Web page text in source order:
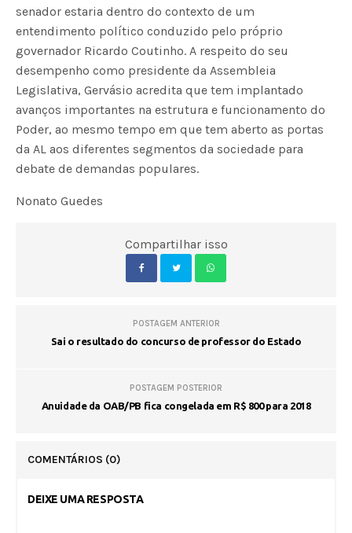
senador estaria dentro do contexto de um
entendimento político conduzido pelo próprio
governador Ricardo Coutinho. A respeito do seu
desempenho como presidente da Assembleia
Legislativa, Gervásio acredita que tem implantado
avanços importantes na estrutura e funcionamento do
Poder, ao mesmo tempo em que tem aberto as portas
da AL aos diferentes segmentos da sociedade para
debate de demandas populares.
Nonato Guedes
Compartilhar isso
POSTAGEM ANTERIOR
Sai o resultado do concurso de professor do Estado
POSTAGEM POSTERIOR
Anuidade da OAB/PB fica congelada em R$ 800 para 2018
COMENTÁRIOS (0)
DEIXE UMA RESPOSTA